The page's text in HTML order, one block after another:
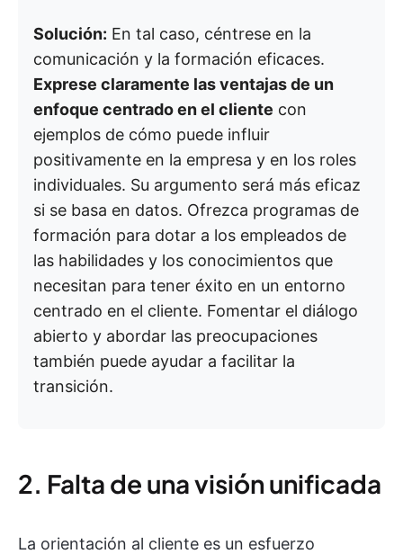
Solución: En tal caso, céntrese en la
comunicación y la formación eficaces.
Exprese claramente las ventajas de un
enfoque centrado en el cliente con
ejemplos de cómo puede influir
positivamente en la empresa y en los roles
individuales. Su argumento será más eficaz
si se basa en datos. Ofrezca programas de
formación para dotar a los empleados de
las habilidades y los conocimientos que
necesitan para tener éxito en un entorno
centrado en el cliente. Fomentar el diálogo
abierto y abordar las preocupaciones
también puede ayudar a facilitar la
transición.
2. Falta de una visión unificada
La orientación al cliente es un esfuerzo